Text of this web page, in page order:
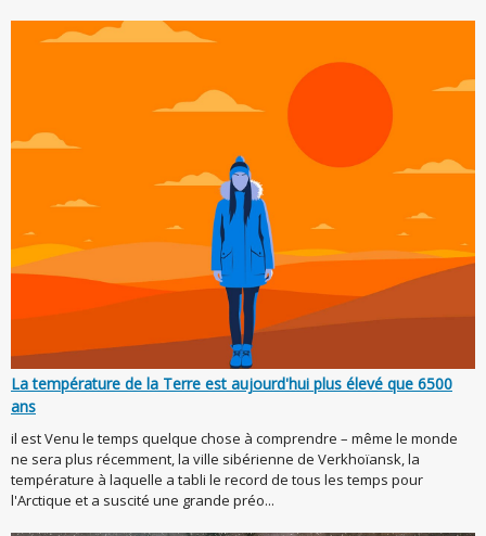
La température de la Terre est aujourd'hui plus élevé que 6500
ans
il est Venu le temps quelque chose à comprendre – même le monde
ne sera plus récemment, la ville sibérienne de Verkhoïansk, la
température à laquelle a tabli le record de tous les temps pour
l'Arctique et a suscité une grande préo...